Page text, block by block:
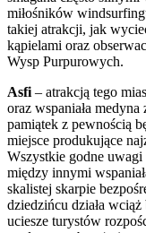
miłośników
takiej atrakcji, jak
kąpielami oraz
Wysp Purpurowych.
Asfi– atrakcją tego
oraz wspaniała
pamiątek z pewnością
miejsce produkujące
Wszystkie godne
między innymi
skalistej skarpie
dziedzińcu działa
uciesze turystów